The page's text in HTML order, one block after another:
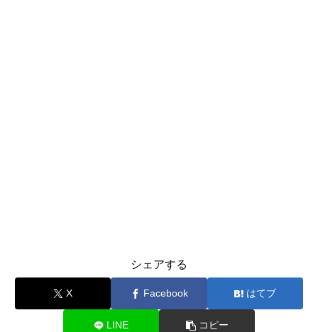
シェアする
X Facebook はてブ
LINE コピー